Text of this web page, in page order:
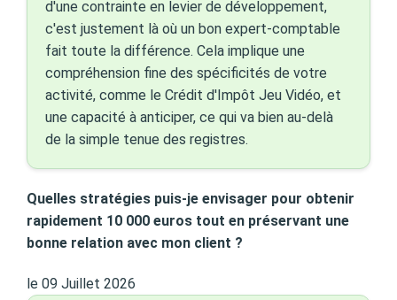
d'une contrainte en levier de développement,
c'est justement là où un bon expert-comptable
fait toute la différence. Cela implique une
compréhension fine des spécificités de votre
activité, comme le Crédit d'Impôt Jeu Vidéo, et
une capacité à anticiper, ce qui va bien au-delà
de la simple tenue des registres.
Quelles stratégies puis-je envisager pour obtenir
rapidement 10 000 euros tout en préservant une
bonne relation avec mon client ?
le 09 Juillet 2026